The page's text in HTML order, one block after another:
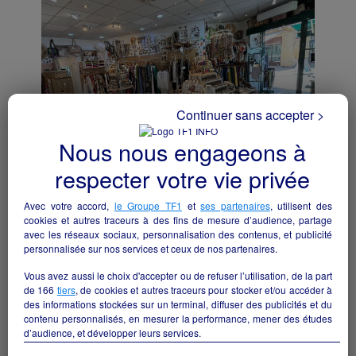
fond de commerce prêt-à-porter féminin,
accessoires et bijoux
Sarlat-la-Canéda - 24200
Textile/prêt à porter particulier
Voir toutes les annonces
"Textile/prêt à porter" de la région
Nous nous engageons à
respecter votre vie privée
Avec votre accord, le Groupe TF1 etses partenaires, utilisent des
cookies et autres traceurs à des fins de mesure d’audience, partage
avec les réseaux sociaux, personnalisation des contenus, et publicité
personnalisée sur nos services et ceux de nos partenaires.
Vous avez aussi le choix d'accepter ou de refuser l’utilisation, de la part
de 166 tiers, de cookies et autres traceurs pour stocker et/ou accéder à
des informations stockées sur un terminal, diffuser des publicités et du
contenu personnalisés, en mesurer la performance, mener des études
d’audience, et développer leurs services.
Continuer sans accepter >